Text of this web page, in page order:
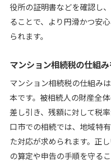
役所の証明書などを確認し
ることで、より円滑かつ安
られます。
マンション相続税の仕組
マンション相続税の仕組み
本です。被相続人の財産全
差し引き、残額に対して税
口市での相続では、地域特
た対応が求められます。正
の算定や申告の手順を守る